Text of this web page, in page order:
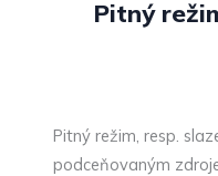
Pitný
Pitný režim, resp.
podceňovaným